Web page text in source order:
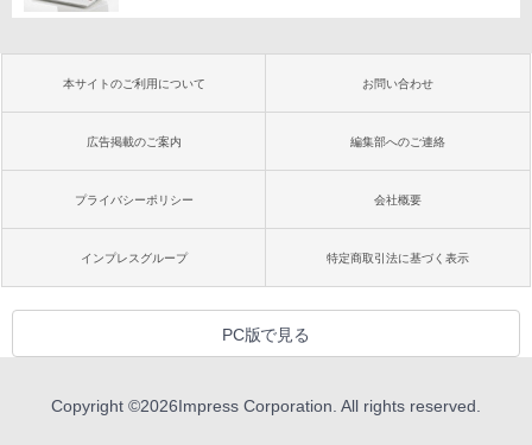
本サイトのご利用について お問い合わせ
広告掲載のご案内 編集部へのご連絡
プライバシーポリシー 会社概要
インプレスグループ 特定商取引法に基づく表示
PC版で見る
Copyright ©2026Impress Corporation. All rights reserved.